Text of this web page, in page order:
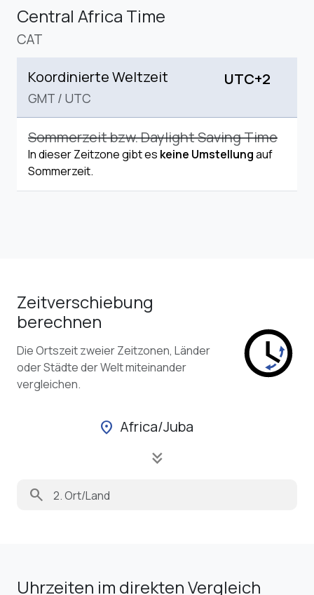
Central Africa Time
CAT
Koordinierte Weltzeit
GMT / UTC
UTC+2
Sommerzeit bzw. Daylight Saving Time
In dieser Zeitzone gibt es keine Umstellungauf
Sommerzeit.
Zeitverschiebung
berechnen
Die Ortszeit zweier Zeitzonen, Länder
oder Städte der Welt miteinander
vergleichen.
location_on Africa/Juba
keyboard_double_arrow_down
search
Uhrzeiten im direkten Vergleich